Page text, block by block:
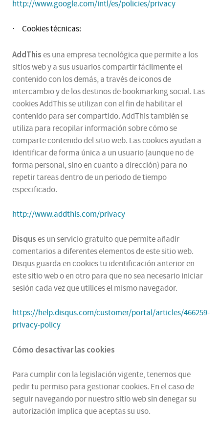
http://www.google.com/intl/es/policies/privacy
· Cookies técnicas:
AddThises una empresa tecnológica que permite a los
sitios web y a sus usuarios compartir fácilmente el
contenido con los demás, a través de iconos de
intercambio y de los destinos de bookmarking social. Las
cookies AddThis se utilizan con el fin de habilitar el
contenido para ser compartido. AddThis también se
utiliza para recopilar información sobre cómo se
comparte contenido del sitio web. Las cookies ayudan a
identificar de forma única a un usuario (aunque no de
forma personal, sino en cuanto a dirección) para no
repetir tareas dentro de un periodo de tiempo
especificado.
http://www.addthis.com/privacy
Disquses un servicio gratuito que permite añadir
comentarios a diferentes elementos de este sitio web.
Disqus guarda en cookies tu identificación anterior en
este sitio web o en otro para que no sea necesario iniciar
sesión cada vez que utilices el mismo navegador.
https://help.disqus.com/customer/portal/articles/466259-
privacy-policy
Cómo desactivar las cookies
Para cumplir con la legislación vigente, tenemos que
pedir tu permiso para gestionar cookies. En el caso de
seguir navegando por nuestro sitio web sin denegar su
autorización implica que aceptas su uso.